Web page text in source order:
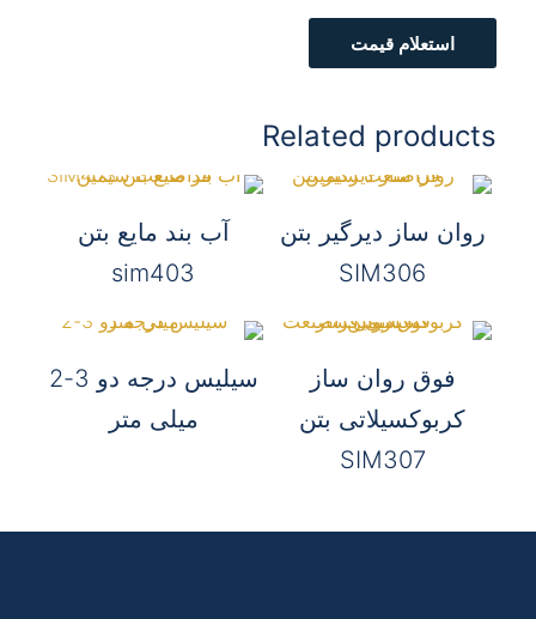
استعلام قیمت
Related products
روان ساز دیرگیر بتن
SIM306
آب بند مایع بتن
sim403
فوق روان ساز
کربوکسیلاتی بتن
SIM307
سیلیس درجه دو 3-2
میلی متر